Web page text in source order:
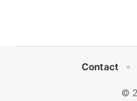
©
Contact